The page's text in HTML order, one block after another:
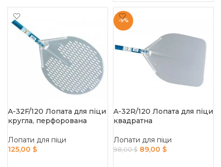
A-32F/120 Лопата для піци
кругла, перфорована
Лопати для піци
125,00 $
-9%
A-32R/120 Лопата для піци
квадратна
Лопати для піци
98,00$ 89,00 $